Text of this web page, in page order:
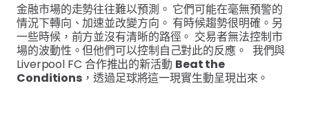
金融市場的走勢往往難以預測。 它們可能在毫無預警的
情況下轉向、加速並改變方向。 有時候趨勢很明確。另
一些時候，前方並沒有清晰的路徑。 交易者無法控制市
場的波動性。但他們可以控制自己對此的反應。 我們與
Liverpool FC 合作推出的新活動 Beat the
Conditions ，透過足球將這一現實生動呈現出來。